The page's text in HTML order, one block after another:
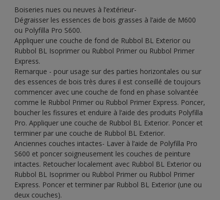
Boiseries nues ou neuves à l’extérieur-
Dégraisser les essences de bois grasses à l’aide de M600
ou Polyfilla Pro S600.
Appliquer une couche de fond de Rubbol BL Exterior ou
Rubbol BL Isoprimer ou Rubbol Primer ou Rubbol Primer
Express.
Remarque - pour usage sur des parties horizontales ou sur
des essences de bois très dures il est conseillé de toujours
commencer avec une couche de fond en phase solvantée
comme le Rubbol Primer ou Rubbol Primer Express. Poncer,
boucher les fissures et enduire à l’aide des produits Polyfilla
Pro. Appliquer une couche de Rubbol BL Exterior. Poncer et
terminer par une couche de Rubbol BL Exterior.
Anciennes couches intactes- Laver à l’aide de Polyfilla Pro
S600 et poncer soigneusement les couches de peinture
intactes. Retoucher localement avec Rubbol BL Exterior ou
Rubbol BL Isoprimer ou Rubbol Primer ou Rubbol Primer
Express. Poncer et terminer par Rubbol BL Exterior (une ou
deux couches).